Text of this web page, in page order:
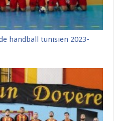
handball tunisien 2023-